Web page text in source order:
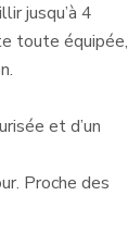
jusqu’à 4
toute équipée,
et d’un
Proche des